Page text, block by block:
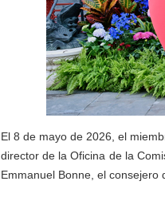
El 8 de mayo de 2026, el
director de la Oficina de la
Emmanuel Bonne, el consejero